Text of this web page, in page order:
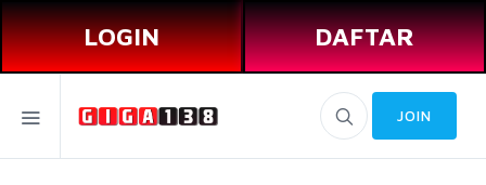
LOGIN DAFTAR
JOIN